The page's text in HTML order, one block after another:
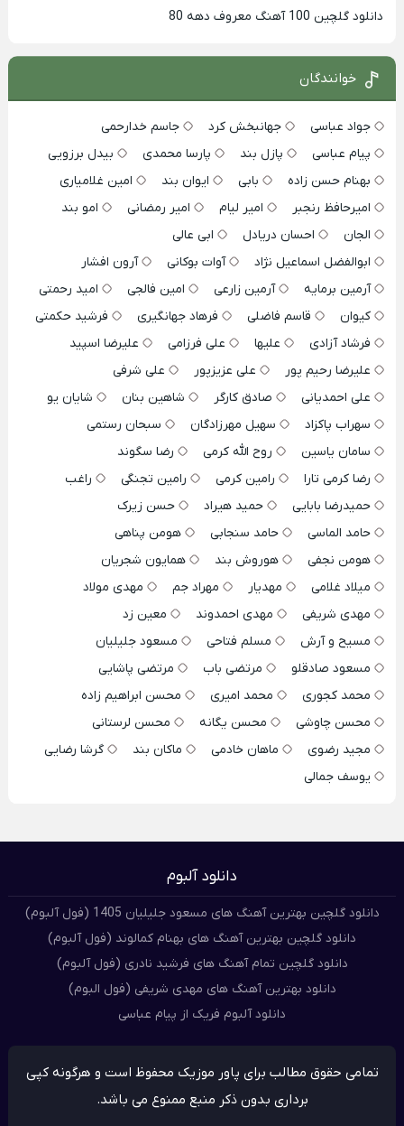
دانلود گلچین 100 آهنگ معروف دهه 80
خوانندگان
جواد عباسی جهانبخش کرد
جاسم خدارحمی
پیام عباسی
پازل بند پارسا محمدی
بیدل برزویی
بهنام حسن زاده
بابی ایوان بند
امین غلامیاری
امیرحافظ رنجبر
امیر لیام امیر رمضانی
امو بند
الجان
احسان دریادل
ابی عالی
ابوالفضل اسماعیل نژاد
آوات بوکانی
آرون افشار
آرمین برمایه
آرمین زارعی امین فالجی
امید رحمتی
کیوان
قاسم فاضلی فرهاد جهانگیری
فرشید حکمتی
فرشاد آزادی
علیها علی فرزامی
علیرضا اسپید
علیرضا رحیم پور
علی عزیزپور
علی شرفی
علی احمدیانی
صادق کارگر شاهین بنان
شایان یو
سهراب پاکزاد
سهیل مهرزادگان
سبحان رستمی
سامان یاسین
روح الله کرمی
رضا سگوند
رضا کرمی تارا
رامین کرمی رامین تجنگی
راغب
حمیدرضا بابایی
حمید هیراد
حسن زیرک
حامد الماسی
حامد سنجابی
هومن پناهی
هومن نجفی
هوروش بند
همایون شجریان
میلاد غلامی
مهدیار مهراد جم
مهدی مولاد
مهدی شریفی
مهدی احمدوند
معین زد
مسیح و آرش
مسلم فتاحی
مسعود جلیلیان
مسعود صادقلو
مرتضی باب
مرتضی پاشایی
محمد کجوری
محمد امیری
محسن ابراهیم زاده
محسن چاوشی
محسن یگانه
محسن لرستانی
مجید رضوی
ماهان خادمی ماکان بند
گرشا رضایی
یوسف جمالی
دانلود آلبوم
دانلود گلچین بهترین آهنگ های مسعود جلیلیان 1405 (فول آلبوم)
دانلود گلچین بهترین آهنگ های بهنام کمالوند (فول آلبوم)
دانلود گلچین تمام آهنگ های فرشید نادری (فول آلبوم)
دانلود بهترین آهنگ های مهدی شریفی (فول البوم)
دانلود آلبوم فریک از پیام عباسی
تمامی حقوق مطالب برای پاور موزیک محفوظ است و هرگونه کپی
برداری بدون ذکر منبع ممنوع می باشد.